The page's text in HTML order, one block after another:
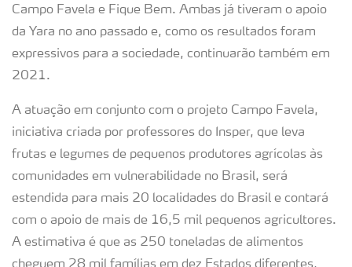
Campo Favela e Fique Bem. Ambas já tiveram o apoio
da Yara no ano passado e, como os resultados foram
expressivos para a sociedade, continuarão também em
2021.
A atuação em conjunto com o projeto Campo Favela,
iniciativa criada por professores do Insper, que leva
frutas e legumes de pequenos produtores agrícolas às
comunidades em vulnerabilidade no Brasil, será
estendida para mais 20 localidades do Brasil e contará
com o apoio de mais de 16,5 mil pequenos agricultores.
A estimativa é que as 250 toneladas de alimentos